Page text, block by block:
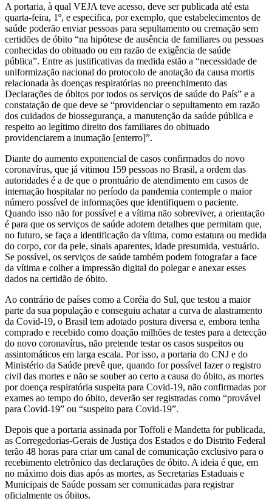
A portaria, à qual VEJA teve acesso, deve ser publicada até esta
quarta-feira, 1º, e especifica, por exemplo, que estabelecimentos de
saúde poderão enviar pessoas para sepultamento ou cremação sem
certidões de óbito “na hipótese de ausência de familiares ou pessoas
conhecidas do obituado ou em razão de exigência de saúde
pública”. Entre as justificativas da medida estão a “necessidade de
uniformização nacional do protocolo de anotação da causa mortis
relacionada às doenças respiratórias no preenchimento das
Declarações de óbitos por todos os serviços de saúde do País” e a
constatação de que deve se “providenciar o sepultamento em razão
dos cuidados de biossegurança, a manutenção da saúde pública e
respeito ao legítimo direito dos familiares do obituado
providenciarem a inumação [enterro]”.
Diante do aumento exponencial de casos confirmados do novo
coronavírus, que já vitimou 159 pessoas no Brasil, a ordem das
autoridades é a de que o prontuário de atendimento em casos de
internação hospitalar no período da pandemia contemple o maior
número possível de informações que identifiquem o paciente.
Quando isso não for possível e a vítima não sobreviver, a orientação
é para que os serviços de saúde adotem detalhes que permitam que,
no futuro, se faça a identificação da vítima, como estatura ou medida
do corpo, cor da pele, sinais aparentes, idade presumida, vestuário.
Se possível, os serviços de saúde também podem fotografar a face
da vítima e colher a impressão digital do polegar e anexar esses
dados na certidão de óbito.
Ao contrário de países como a Coréia do Sul, que testou a maior
parte da sua população e conseguiu achatar a curva de alastramento
da Covid-19, o Brasil tem adotado postura diversa e, embora tenha
comprado e recebido como doação milhões de testes para a detecção
do novo coronavírus, não pretende testar os casos suspeitos ou
assintomáticos em larga escala. Por isso, a portaria do CNJ e do
Ministério da Saúde prevê que, quando for possível fazer o registro
civil das mortes e não se souber ao certo a causa do óbito, as mortes
por doença respiratória suspeita para Covid-19, não confirmadas por
exames ao tempo do óbito, deverão ser registradas como “provável
para Covid-19” ou “suspeito para Covid-19”.
Depois que a portaria assinada por Toffoli e Mandetta for publicada,
as Corregedorias-Gerais de Justiça dos Estados e do Distrito Federal
terão 48 horas para criar um canal de comunicação exclusivo para o
recebimento eletrônico das declarações de óbito. A ideia é que, em
no máximo dois dias após as mortes, as Secretarias Estaduais e
Municipais de Saúde possam ser comunicadas para registrar
oficialmente os óbitos.